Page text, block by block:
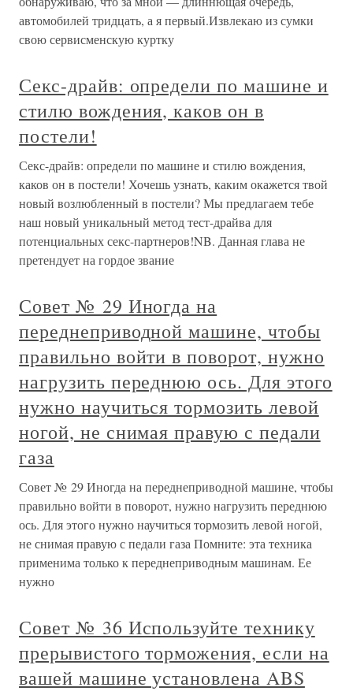
автомобилей тридцать, а я первый.Извлекаю из сумки
свою сервисменскую куртку
Секс-драйв: определи по машине и
стилю вождения, каков он в
постели!
Секс-драйв: определи по машине и стилю вождения,
каков он в постели! Хочешь узнать, каким окажется твой
новый возлюбленный в постели? Мы предлагаем тебе
наш новый уникальный метод тест-драйва для
потенциальных секс-партнеров!NB. Данная глава не
претендует на гордое звание
Совет № 29 Иногда на
переднеприводной машине, чтобы
правильно войти в поворот, нужно
нагрузить переднюю ось. Для этого
нужно научиться тормозить левой
ногой, не снимая правую с педали
газа
Совет № 29 Иногда на переднеприводной машине, чтобы
правильно войти в поворот, нужно нагрузить переднюю
ось. Для этого нужно научиться тормозить левой ногой,
не снимая правую с педали газа Помните: эта техника
применима только к переднеприводным машинам. Ее
нужно
Совет № 36 Используйте технику
прерывистого торможения, если на
вашей машине установлена ABS